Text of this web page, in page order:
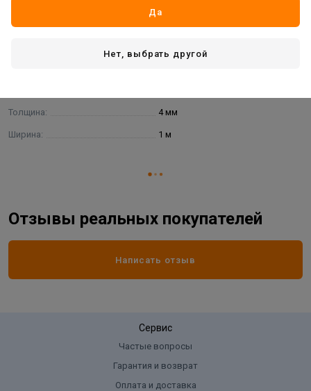
Длина:
Толщина: 4 мм
Ширина: 1 м
Отзывы реальных покупателей
Написать отзыв
Сервис
Частые вопросы
Гарантия и возврат
Оплата и доставка
Да
Нет, выбрать другой